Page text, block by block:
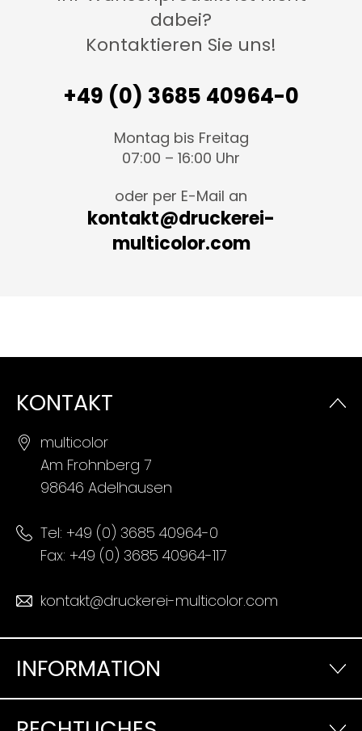
dabei?
Kontaktieren Sie uns!
+49 (0) 3685 40964-0
Montag bis Freitag
07:00 – 16:00 Uhr
oder per E-Mail an
kontakt@druckerei-
multicolor.com
KONTAKT
multicolor
Am Frohnberg 7
98646 Adelhausen
Tel: +49 (0) 3685 40964-0
Fax: +49 (0) 3685 40964-117
kontakt@druckerei-multicolor.com
INFORMATION